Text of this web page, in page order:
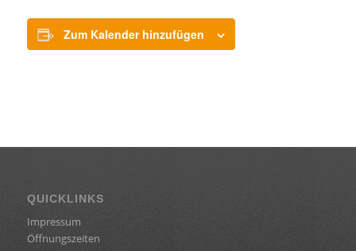
Zum Kalender hinzufügen
QUICKLINKS
Impressum
Öffnungszeiten